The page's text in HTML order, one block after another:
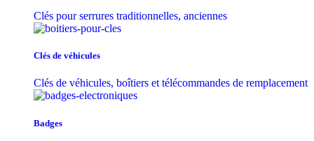
Clés pour serrures traditionnelles, anciennes
Clés de véhicules
Clés de véhicules, boîtiers et télécommandes de remplacement
Badges